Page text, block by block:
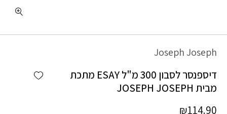
Joseph Joseph
wishlist
דיספנסר לסבון 300 מ"ל ESAY מתכת
מבית JOSEPH JOSEPH
₪114.90